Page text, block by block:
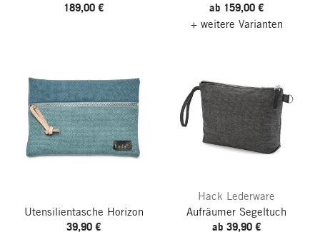
189,00 € ab 159,00 €
+ weitere Varianten
Utensilientasche Horizon
39,90 €
Hack Lederware
Aufräumer Segeltuch
ab 39,90 €